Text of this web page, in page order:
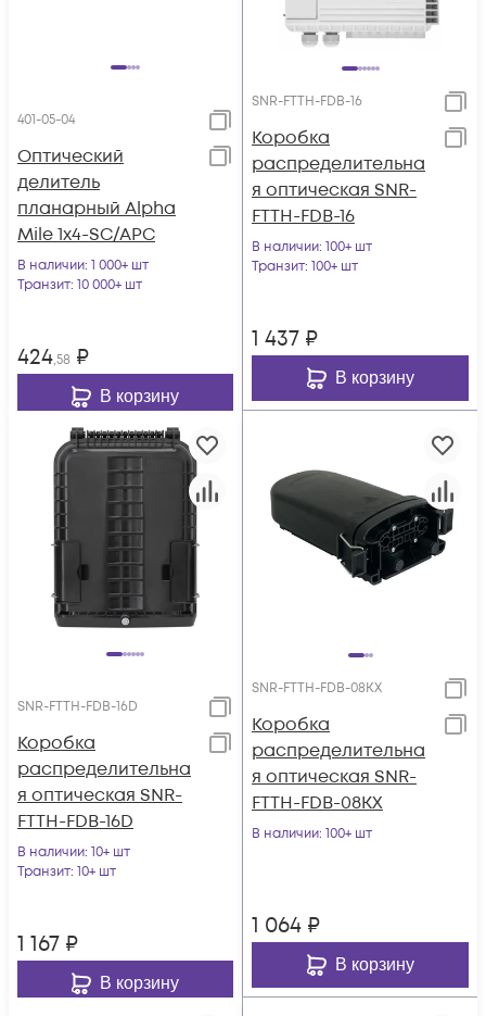
401-05-04
Оптический
делитель
планарный Alpha
Mile 1x4-SC/APC
В наличии: 1 000+ шт
Транзит: 10 000+ шт
424,58 ₽
В корзину
SNR-FTTH-FDB-16
Коробка
распределительна
я оптическая SNR-
FTTH-FDB-16
В наличии: 100+ шт
Транзит: 100+ шт
1 437 ₽
В корзину
SNR-FTTH-FDB-16D
Коробка
распределительна
я оптическая SNR-
FTTH-FDB-16D
В наличии: 10+ шт
Транзит: 10+ шт
1 167 ₽
В корзину
SNR-FTTH-FDB-08KX
Коробка
распределительна
я оптическая SNR-
FTTH-FDB-08KX
В наличии: 100+ шт
1 064 ₽
В корзину